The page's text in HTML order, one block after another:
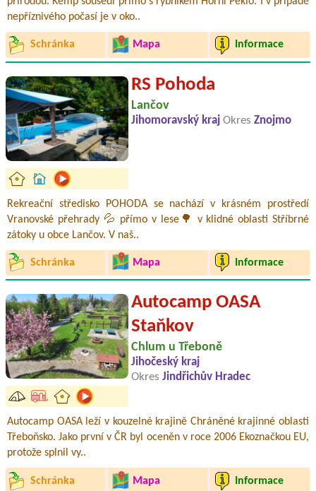
nepříznivého počasí je v oko..
Schránka Mapa Informace
RS Pohoda
Lančov
Jihomoravský kraj Okres Znojmo
Rekreační středisko POHODA se nachází v krásném prostředí
Vranovské přehrady 💦 přímo v lese🌳 v klidné oblasti Stříbrné
zátoky u obce Lančov. V naš..
Schránka Mapa Informace
Autocamp OASA
Staňkov
Chlum u Třeboně
Jihočeský kraj
Okres Jindřichův Hradec
Autocamp OASA leží v kouzelné krajině Chráněné krajinné oblasti
Třeboňsko. Jako první v ČR byl oceněn v roce 2006 Ekoznačkou EU,
protože splnil vy..
Schránka Mapa Informace